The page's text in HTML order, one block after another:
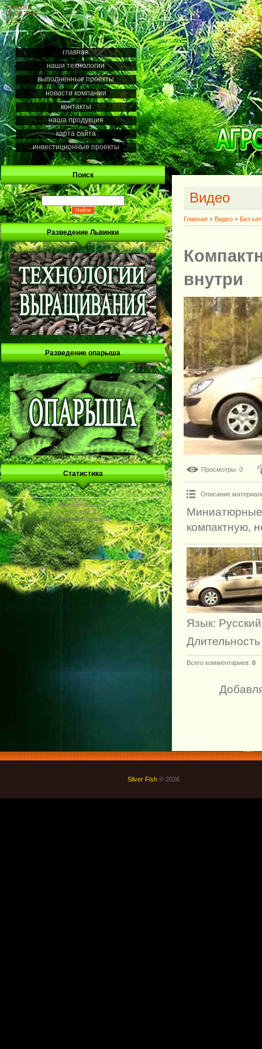
Суббота
08.08.2026
21:33
главная
наши технологии
выполненные проекты
новости компании
контакты
наша продукция
карта сайта
инвестиционные проекты
Поиск
Разведение Львинки
Разведение опарыша
Статистика
Онлайн всего:1
Гостей:1
Пользователей:0
Видео
Главная » Видео » Без
внутри
Просмотры: 0
Описание
компактную,
Язык: Русский
Всего комментариев: 0
Silver Fish © 2026